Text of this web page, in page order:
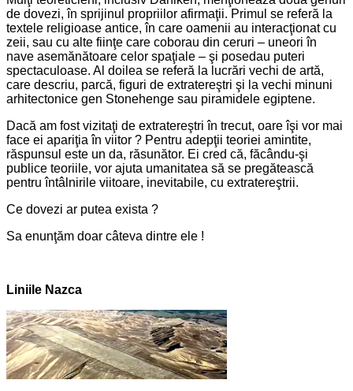
de dovezi, în sprijinul propriilor afirmaţii. Primul se referă la
textele religioase antice, în care oamenii au interacţionat cu
zeii, sau cu alte fiinţe care coborau din ceruri – uneori în
nave asemănătoare celor spaţiale – şi posedau puteri
spectaculoase. Al doilea se referă la lucrări vechi de artă,
care descriu, parcă, figuri de extratereştri şi la vechi minuni
arhitectonice gen Stonehenge sau piramidele egiptene.
Dacă am fost vizitaţi de extratereştri în trecut, oare îşi vor mai
face ei apariţia în viitor ? Pentru adepţii teoriei amintite,
răspunsul este un da, răsunător. Ei cred că, făcându-şi
publice teoriile, vor ajuta umanitatea să se pregătească
pentru întâlnirile viitoare, inevitabile, cu extratereştrii.
Ce dovezi ar putea exista ?
Sa enunţăm doar câteva dintre ele !
Liniile Nazca